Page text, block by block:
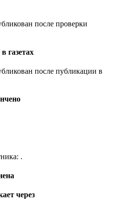
после проверки
газетах
после публикации в
.
через